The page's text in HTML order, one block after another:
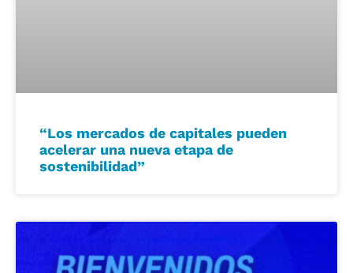
“Los mercados de capitales pueden
acelerar una nueva etapa de
sostenibilidad”